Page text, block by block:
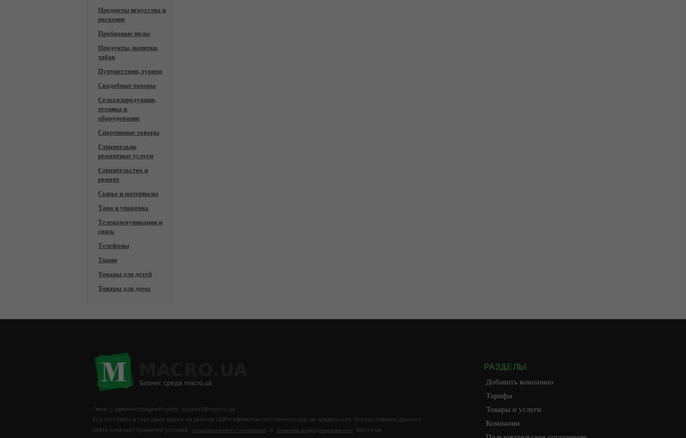
Предметы искусства и
роскоши
Пробковые полы
Продукты, напитки,
табак
Путешествия, туризм
Свадебные товары
Сельхозпродукция,
техника и
оборудование
Спортивные товары
Строительно
ремонтные услуги
Строительство и
ремонт
Сырье и материалы
Тара и упаковка
Телекоммуникация и
связь
Телефоны
Ткани
Товары для детей
Товары для дома
Связь с администрацией сайта: support@macro.ua.
Все логотипы и торговые марки на данном сайте являются собственностью их владельцев. Использование данного
сайта означает принятие условий
пользовательского соглашения и политики конфиденциальности
Macro.ua
РАЗДЕЛЫ
Добавить компанию
Тарифы
Товары и услуги
Компании